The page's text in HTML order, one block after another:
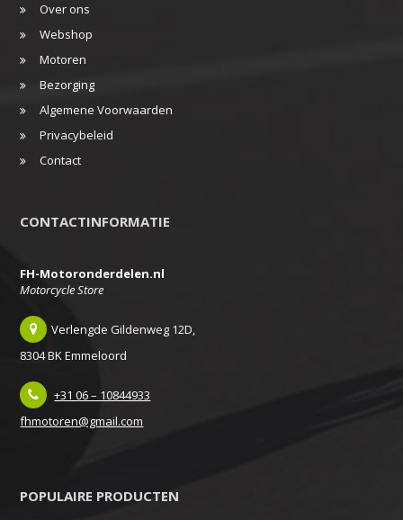
Over ons
Webshop
Motoren
Bezorging
Algemene Voorwaarden
Privacybeleid
Contact
CONTACTINFORMATIE
FH-Motoronderdelen.nl
Motorcycle Store
Verlengde Gildenweg 12D,
8304 BK Emmeloord
+31 06 – 10844933
fhmotoren@gmail.com
POPULAIRE PRODUCTEN